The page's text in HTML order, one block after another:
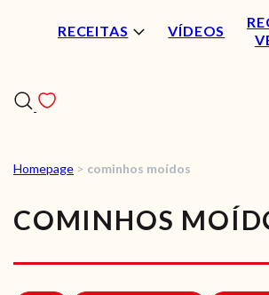
RECEITAS VÍDEOS
RECEITAS
VÍDEOS
RECEITAS
Homepage > cominhos moídos
COMINHOS